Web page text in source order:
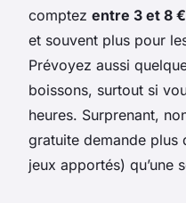
comptez entre 3 et 8
et souvent plus pour
Prévoyez aussi
boissons, surtout si
heures. Surprenant,
gratuite demande plus
jeux apportés) qu’une